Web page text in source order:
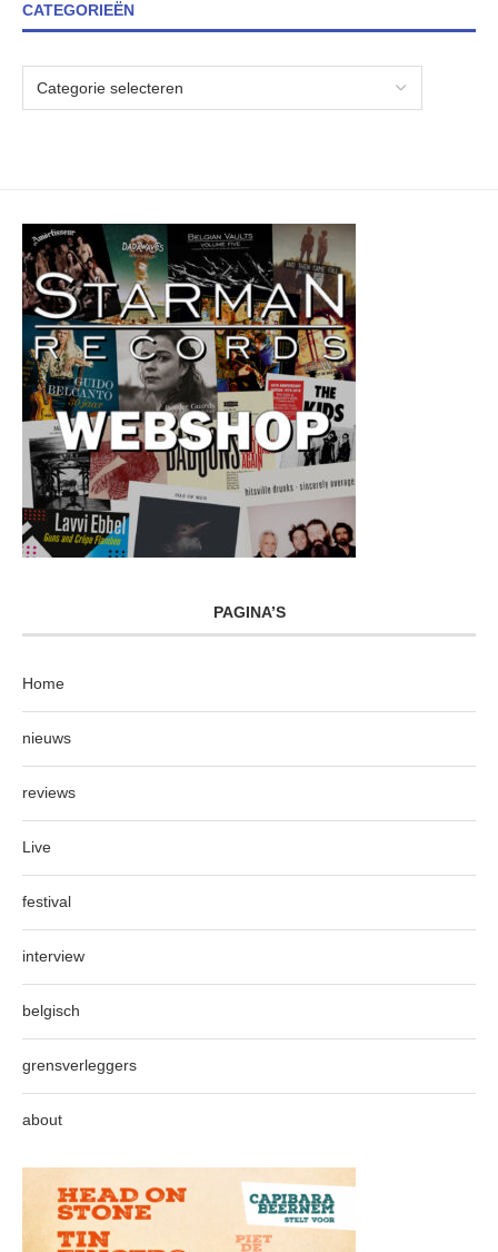
CATEGORIEËN
PAGINA’S
Home
nieuws
reviews
Live
festival
interview
belgisch
grensverleggers
about